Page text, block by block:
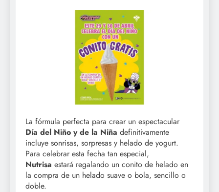
La fórmula perfecta para crear un espectacular
Día del Niño y de la Niña definitivamente
incluye sonrisas, sorpresas y helado de yogurt.
Para celebrar esta fecha tan especial,
Nutrisa estará regalando un conito de helado en
la compra de un helado suave o bola, sencillo o
doble.